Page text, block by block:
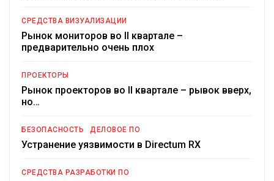
СРЕДСТВА ВИЗУАЛИЗАЦИИ
Рынок мониторов во II квартале –
предварительно очень плох
ПРОЕКТОРЫ
Рынок проекторов во II квартале – рывок вверх,
но…
БЕЗОПАСНОСТЬ ДЕЛОВОЕ ПО
Устранение уязвимости в Directum RX
СРЕДСТВА РАЗРАБОТКИ ПО